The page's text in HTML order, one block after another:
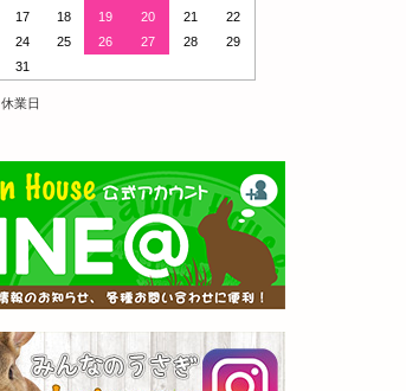
17 18 19 20 21
22
24 25 26 27 28
29
31
休業日